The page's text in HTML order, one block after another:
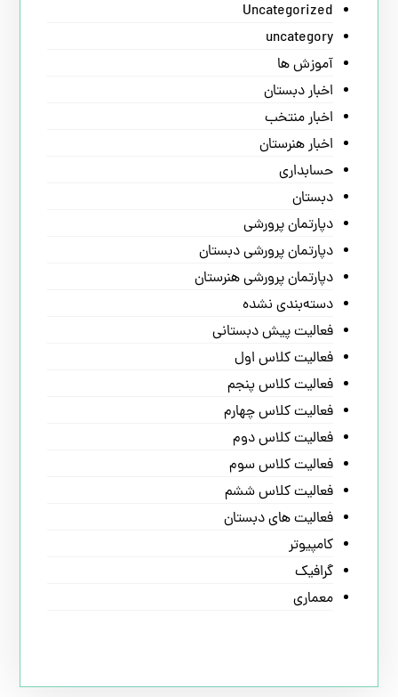
Uncategorized
uncategory
آموزش ها
اخبار دبستان
اخبار منتخب
اخبار هنرستان
حسابداری
دبستان
دپارتمان پرورشی
دپارتمان پرورشی دبستان
دپارتمان پرورشی هنرستان
دسته‌بندی نشده
فعالیت پیش دبستانی
فعالیت کلاس اول
فعالیت کلاس پنجم
فعالیت کلاس چهارم
فعالیت کلاس دوم
فعالیت کلاس سوم
فعالیت کلاس ششم
فعالیت های دبستان
کامپیوتر
گرافیک
معماری